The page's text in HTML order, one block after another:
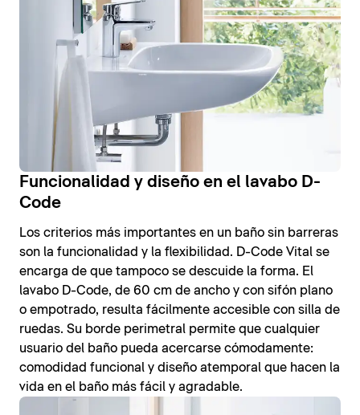
Funcionalidad y diseño en el lavabo D-
Code
Los criterios más importantes en un baño sin barreras
son la funcionalidad y la flexibilidad. D-Code Vital se
encarga de que tampoco se descuide la forma. El
lavabo D-Code, de 60 cm de ancho y con sifón plano
o empotrado, resulta fácilmente accesible con silla de
ruedas. Su borde perimetral permite que cualquier
usuario del baño pueda acercarse cómodamente:
comodidad funcional y diseño atemporal que hacen la
vida en el baño más fácil y agradable.